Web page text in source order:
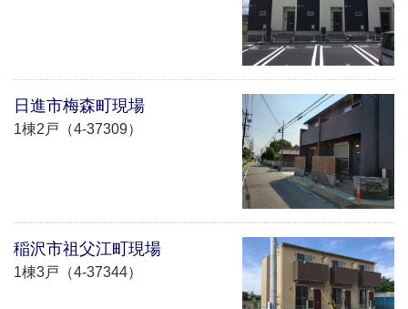
日進市梅森町現場
1棟2戸（4-37309）
稲沢市祖父江町現場
1棟3戸（4-37344）